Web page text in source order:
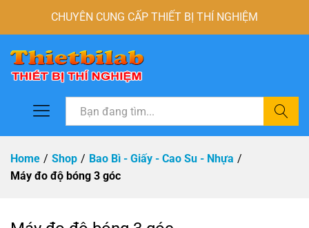
CHUYÊN CUNG CẤP THIẾT BỊ THÍ NGHIỆM
Tìm
Home / Shop / Bao Bì - Giấy - Cao Su - Nhựa /
Máy đo độ bóng 3 góc